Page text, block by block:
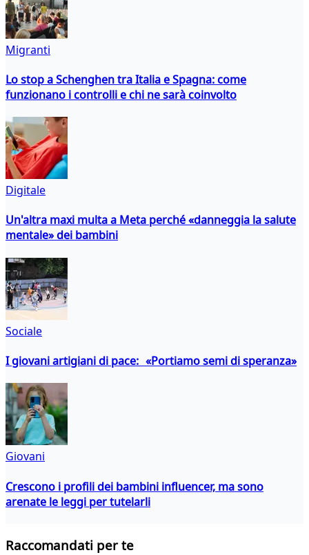
Migranti
Lo stop a Schenghen tra Italia e Spagna: come
funzionano i controlli e chi ne sarà coinvolto
Digitale
Un'altra maxi multa a Meta perché «danneggia la salute
mentale» dei bambini
Sociale
I giovani artigiani di pace: «Portiamo semi di speranza»
Giovani
Crescono i profili dei bambini influencer, ma sono
arenate le leggi per tutelarli
Raccomandati per te